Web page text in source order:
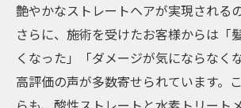
艶やかなストレートヘアが実現される
さらに、施術を受けたお客様からは「
くなった」「ダメージが気にならなく
高評価の声が多数寄せられています。